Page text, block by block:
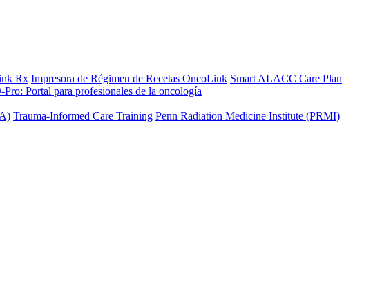
Rx Impresora de Régimen de Recetas OncoLink Smart ALACC Care Plan
Pro: Portal para profesionales de la oncología
Trauma-Informed Care Training Penn Radiation Medicine Institute (PRMI)